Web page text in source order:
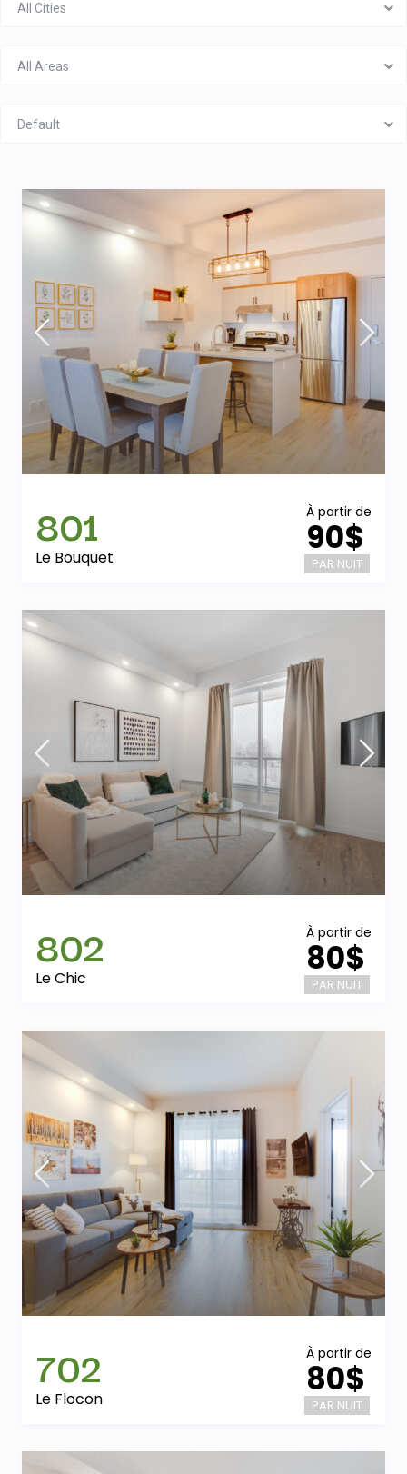
All Cities
All Areas
Default
À partir de
90$
PAR NUIT
801
Le Bouquet
À partir de
80$
PAR NUIT
802
Le Chic
À partir de
80$
PAR NUIT
702
Le Flocon